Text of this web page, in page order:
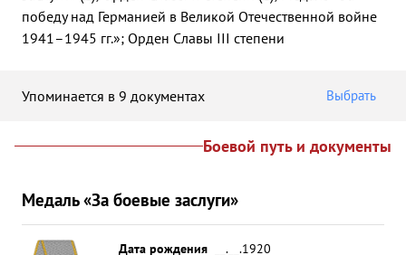
победу над Германией в Великой Отечественной войне
1941–1945 гг.»; Орден Славы III степени
Упоминается в 9 документах Выбрать
Боевой путь и документы
Медаль «За боевые заслуги»
Дата рождения
__.__.1920